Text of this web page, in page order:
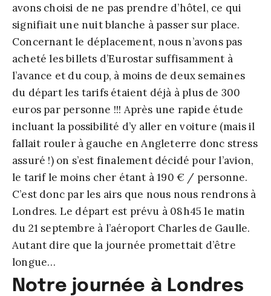
avons choisi de ne pas prendre d’hôtel, ce qui
signifiait une nuit blanche à passer sur place.
Concernant le déplacement, nous n’avons pas
acheté les billets d’Eurostar suffisamment à
l’avance et du coup, à moins de deux semaines
du départ les tarifs étaient déjà à plus de 300
euros par personne !!! Après une rapide étude
incluant la possibilité d’y aller en voiture (mais il
fallait rouler à gauche en Angleterre donc stress
assuré !) on s’est finalement décidé pour l’avion,
le tarif le moins cher étant à 190 € / personne.
C’est donc par les airs que nous nous rendrons à
Londres. Le départ est prévu à 08h45 le matin
du 21 septembre à l’aéroport Charles de Gaulle.
Autant dire que la journée promettait d’être
longue…
Notre journée à Londres